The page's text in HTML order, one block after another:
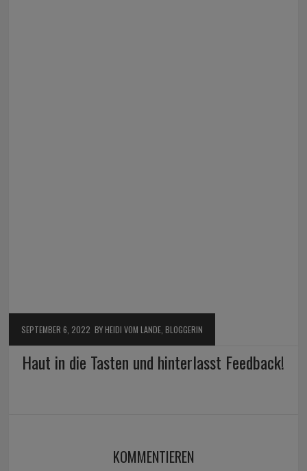
SEPTEMBER 6, 2022 BY HEIDI VOM LANDE, BLOGGERIN
Haut in die Tasten und hinterlasst Feedback!
KOMMENTIEREN